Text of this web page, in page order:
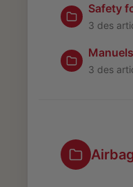
Safety
3 des
Manuels
3 des